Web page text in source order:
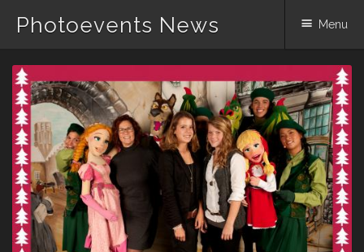
Photoevents News Menu
Skip
to
content